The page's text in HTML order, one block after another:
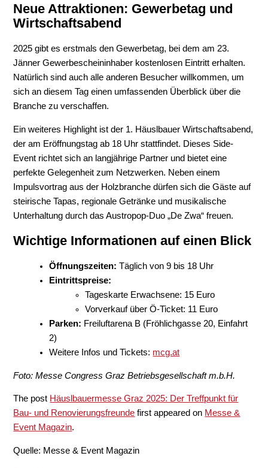
Neue Attraktionen: Gewerbetag und
Wirtschaftsabend
2025 gibt es erstmals den Gewerbetag, bei dem am 23.
Jänner Gewerbescheininhaber kostenlosen Eintritt erhalten.
Natürlich sind auch alle anderen Besucher willkommen, um
sich an diesem Tag einen umfassenden Überblick über die
Branche zu verschaffen.
Ein weiteres Highlight ist der 1. Häuslbauer Wirtschaftsabend,
der am Eröffnungstag ab 18 Uhr stattfindet. Dieses Side-
Event richtet sich an langjährige Partner und bietet eine
perfekte Gelegenheit zum Netzwerken. Neben einem
Impulsvortrag aus der Holzbranche dürfen sich die Gäste auf
steirische Tapas, regionale Getränke und musikalische
Unterhaltung durch das Austropop-Duo „De Zwa“ freuen.
Wichtige Informationen auf einen Blick
Öffnungszeiten: Täglich von 9 bis 18 Uhr
Eintrittspreise:
Tageskarte Erwachsene: 15 Euro
Vorverkauf über Ö-Ticket: 11 Euro
Parken: Freiluftarena B (Fröhlichgasse 20, Einfahrt
2)
Weitere Infos und Tickets: mcg.at
Foto: Messe Congress Graz Betriebsgesellschaft m.b.H.
The post Häuslbauermesse Graz 2025: Der Treffpunkt für
Bau- und Renovierungsfreunde first appeared on Messe &
Event Magazin.
Quelle: Messe & Event Magazin